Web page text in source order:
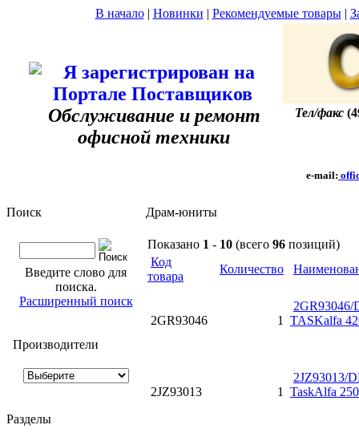
В начало| Новинки | Рекомендуемые товары|
Обслуживание и ремонт
офисной техники
Тел/факс
e-mail:
Поиск
Введите слово для
поиска.
Расширенный поиск
Производители
Разделы
Драм-юниты
Показано 1 - 10 (всего 96 позиций)
Код
товара
Количество
2GR93046 1
TASKalfa
2JZ93013 1
2JZ93013/
TaskAlfa